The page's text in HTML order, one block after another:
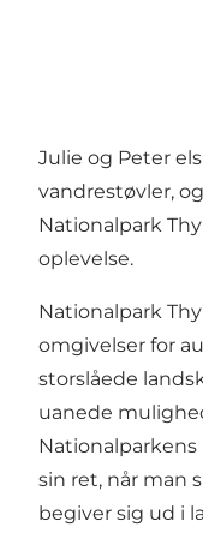
Julie og Peter
vandrestøvler,
Nationalpark Thy
oplevelse.
Nationalpark
omgivelser for
storslåede
uanede
sin ret, når man
begiver sig ud i